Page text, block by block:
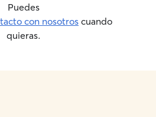
Puedes
con nosotros cuando
quieras.